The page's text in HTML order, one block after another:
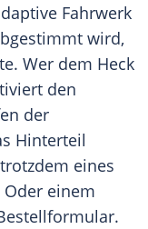
Fahrwerk
wird,
Wer dem Heck
den
der
Hinterteil
eines
Oder einem